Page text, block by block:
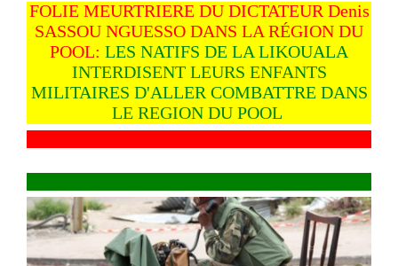
FOLIE MEURTRIERE DU DICTATEUR Denis
SASSOU NGUESSO DANS LA RÉGION DU
POOL: LES NATIFS DE LA LIKOUALA
INTERDISENT LEURS ENFANTS
MILITAIRES D'ALLER COMBATTRE DANS
LE REGION DU POOL